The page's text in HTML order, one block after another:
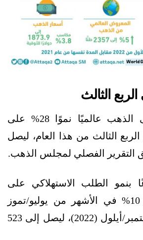
الثالث
شهد الطلب على الذهب عالميًا نموًا 28% على
الثالث من هذا العام، ليصل
بنمو الطلب الاستهلاكي على
المجوهرات بنحو 10% في الأشهر من يوليو/تموز
الماضي وحتى سبتمبر/أيلول (2022)، ليصل إلى 523